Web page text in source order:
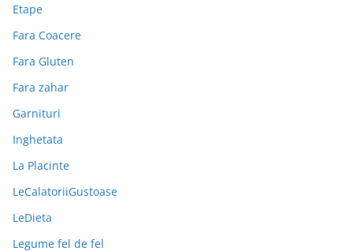
Etape
Fara Coacere
Fara Gluten
Fara zahar
Garnituri
Inghetata
La Placinte
LeCalatoriiGustoase
LeDieta
Legume fel de fel